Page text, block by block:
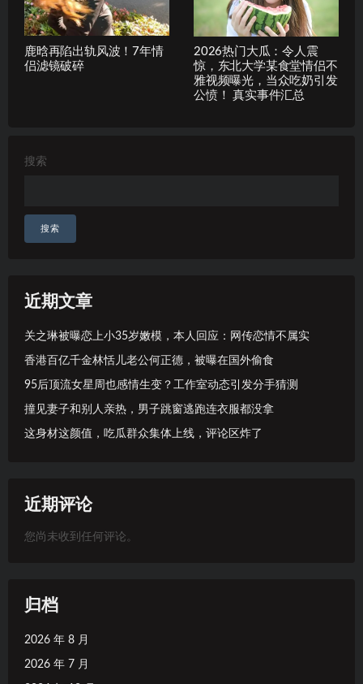
鹿晗再陷出轨风波！7年情
侣滤镜破碎
2026热门大瓜：令人震
惊，东北大学某食堂情侣不
雅视频曝光，当众吃奶引发
公愤！ 真实事件汇总
搜索
搜索
近期文章
关之琳被曝恋上小35岁嫩模，本人回应：网传恋情不属实
香港百亿千金林恬儿老公何正德，被曝在国外偷食
95后顶流女星周也感情生变？工作室动态引发分手猜测
撞见妻子和别人亲热，男子跳窗逃跑连衣服都没拿
这身材这颜值，吃瓜群众集体上线，评论区炸了
近期评论
您尚未收到任何评论。
归档
2026 年 8 月
2026 年 7 月